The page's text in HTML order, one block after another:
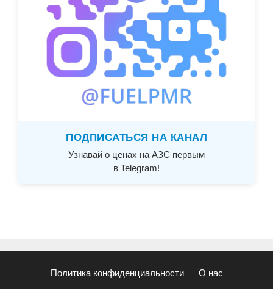
ПОДПИСАТЬСЯ НА КАНАЛ
Узнавай о ценах на АЗС первым
в Telegram!
Политика конфиденциальности О нас